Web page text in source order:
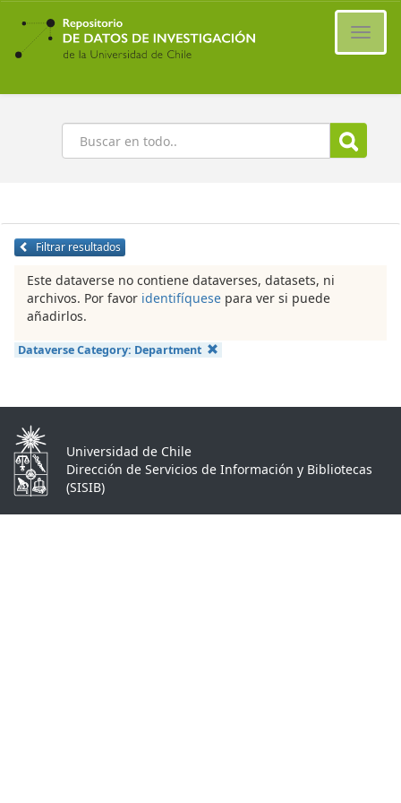
Ir
contenido
principal
Buscar
Filtrar resultados
Este dataverse no contiene dataverses, datasets, ni
archivos. Por favor identifíquese para ver si puede
añadirlos.
Dataverse Category: Department
Universidad de Chile
Dirección de Servicios de Información y Bibliotecas
(SISIB)